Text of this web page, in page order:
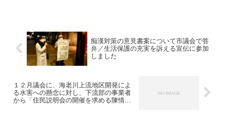
痴漢対策の意見書案について市議会で答
弁／生活保護の充実を訴える宣伝に参加
しました
１２月議会に、海老川上流地区開発によ
る水害への懸念に対し、下流部の事業者
から「住民説明会の開催を求める陳情」